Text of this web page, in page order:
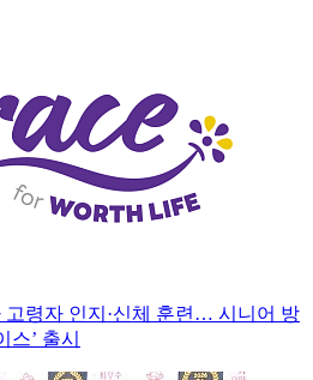
고령자 인지·신체 훈련… 시니어 방
스’ 출시